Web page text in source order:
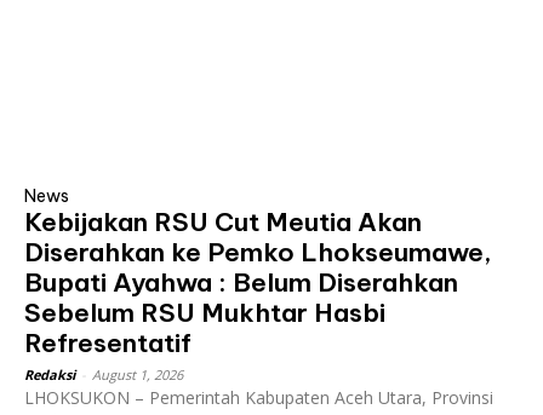
News
Kebijakan RSU Cut Meutia Akan
Diserahkan ke Pemko Lhokseumawe,
Bupati Ayahwa : Belum Diserahkan
Sebelum RSU Mukhtar Hasbi
Refresentatif
Redaksi August 1, 2026
LHOKSUKON – Pemerintah Kabupaten Aceh Utara, Provinsi